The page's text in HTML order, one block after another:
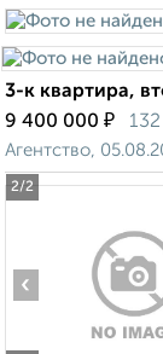
2/2
3-к квартира,
9 400 000 ₽
Агентство,
‹